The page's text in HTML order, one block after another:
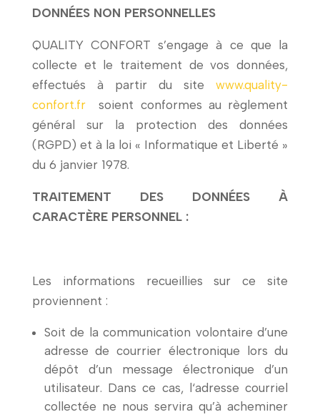
DONNÉES NON PERSONNELLES
QUALITY CONFORT s’engage à ce que la
collecte et le traitement de vos données,
effectués à partir du sitewww.quality-
confort.frsoient conformes au règlement
général sur la protection des données
(RGPD) et à la loi « Informatique et Liberté »
du 6 janvier 1978.
TRAITEMENT DES DONNÉES À
CARACTÈRE PERSONNEL :
Les informations recueillies sur ce site
proviennent :
Soit de la communication volontaire d’une
adresse de courrier électronique lors du
dépôt d’un message électronique d’un
utilisateur. Dans ce cas, l‘adresse courriel
collectée ne nous servira qu’à acheminer